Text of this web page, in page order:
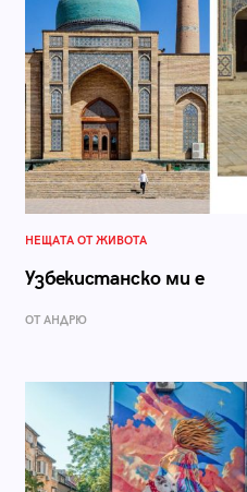
НЕЩАТА ОТ ЖИВОТА
Узбекистанско ми е
ОТ АНДРЮ